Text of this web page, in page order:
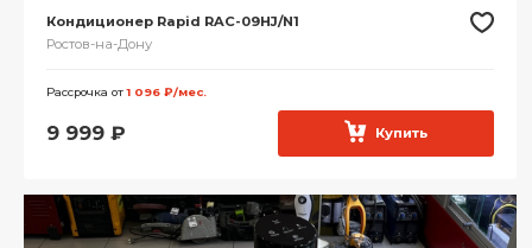
Кондиционер Rapid RAC-09HJ/N1
Ростов-на-Дону
Рассрочка от1 096 ₽/мес.
9 999 ₽ Купить